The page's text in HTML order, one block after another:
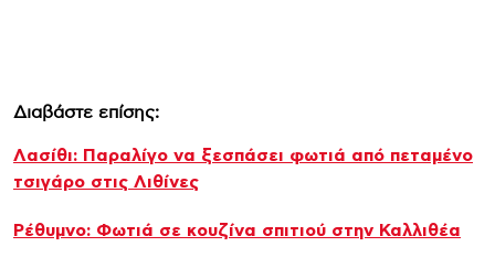
Διαβάστε επίσης:
Λασίθι: Παραλίγο να ξεσπάσει φωτιά από πεταμένο
τσιγάρο στις Λιθίνες
Ρέθυμνο: Φωτιά σε κουζίνα σπιτιού στην Καλλιθέα